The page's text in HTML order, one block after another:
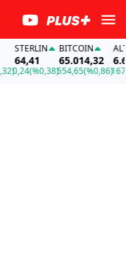
STERLIN
64,41
(%0,38)
BITCOIN
65.014,32
554,65(%0,86)
ALTIN
167,96